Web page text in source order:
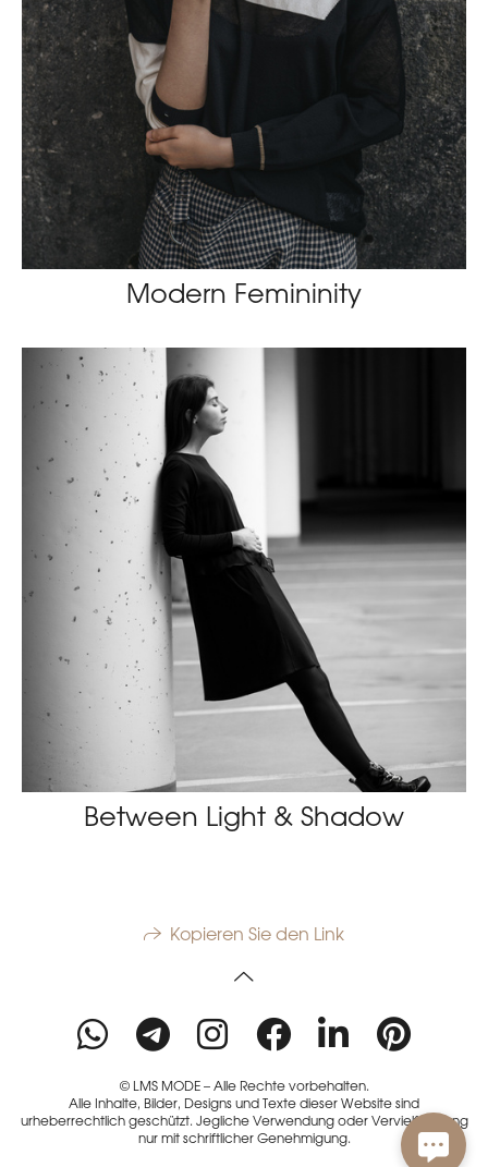
Modern Femininity
Between Light & Shadow
Kopieren Sie den Link
© LMS MODE – Alle Rechte vorbehalten.
Alle Inhalte, Bilder, Designs und Texte dieser Website sind
urheberrechtlich geschützt. Jegliche Verwendung oder Vervielfältigung
nur mit schriftlicher Genehmigung.